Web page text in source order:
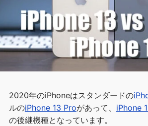
2020年のiPhoneはスタンダードの
ルのiPhone 13 Proがあって、 iPhone
の後継機種となっています。